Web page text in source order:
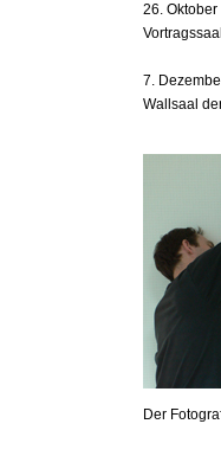
26.
7.
Wallsaal
Der